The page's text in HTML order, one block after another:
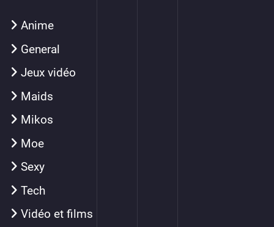
Anime
General
Jeux vidéo
Maids
Mikos
Moe
Sexy
Tech
Vidéo et films